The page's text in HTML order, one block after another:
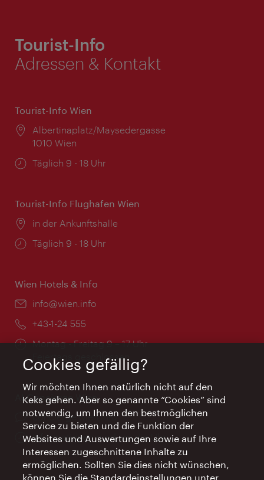
Tourist-Info
Adressen & Kontakt
Tourist-Info Wien
Ort:
Albertinaplatz/Maysedergasse
1010 Wien
Öffnungszeiten:
Täglich 9 - 18 Uhr
Tourist-Info Flughafen Wien
Ort:
in der Ankunftshalle
Öffnungszeiten:
Täglich 9 - 18 Uhr
Wien Hotels & Info
Email:
info@wien.info
Telefon:
+43-1-24 555
Öffnungszeiten:
Montag - Freitag 9 – 17 Uhr
Feiertags geschlossen
AI Concierge Wien
Ort:
concierge.wien.info
Öffnungszeiten:
Informationen rund um die Uhr
Cookies gefällig?
Wir möchten Ihnen natürlich nicht auf den
Keks gehen. Aber so genannte “Cookies” sind
notwendig, um Ihnen den bestmöglichen
Service zu bieten und die Funktion der
Websites und Auswertungen sowie auf Ihre
Interessen zugeschnittene Inhalte zu
ermöglichen. Sollten Sie dies nicht wünschen,
können Sie die Standardeinstellungen unter